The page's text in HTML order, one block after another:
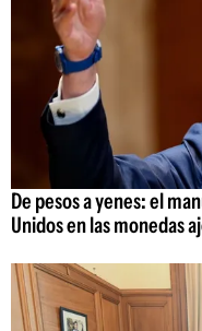
De pesos a yenes: el
Unidos en las monedas